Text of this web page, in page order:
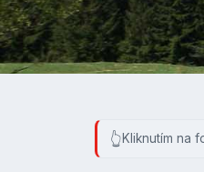
Kliknutím na